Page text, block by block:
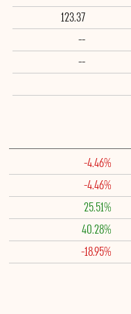
123.37
--
--
-4.46%
-4.46%
25.51%
40.28%
-18.95%